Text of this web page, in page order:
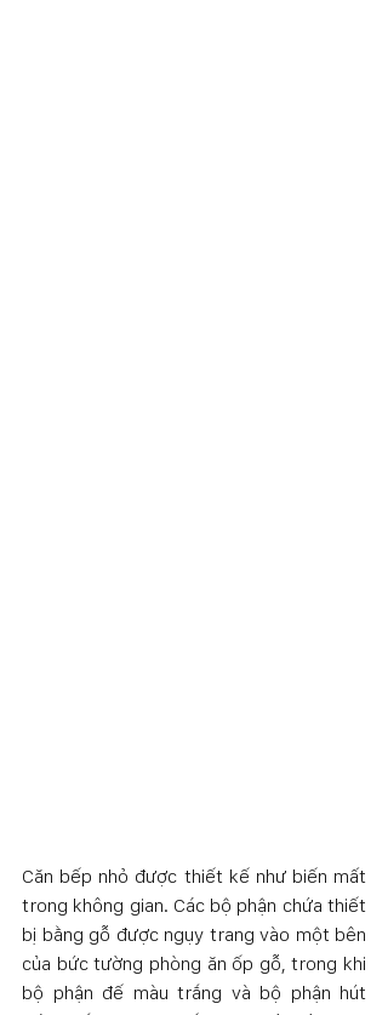
Căn bếp nhỏ được thiết kế như biến mất
trong không gian. Các bộ phận chứa thiết
bị bằng gỗ được ngụy trang vào một bên
của bức tường phòng ăn ốp ​​gỗ, trong khi
bộ phận đế màu trắng và bộ phận hút